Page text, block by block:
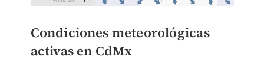
Condiciones meteorológicas
activas en CdMx